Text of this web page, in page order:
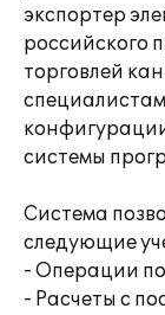
экспортер
российского
торговлей
системы
Система
следующие
- Операции по
- Расчеты с